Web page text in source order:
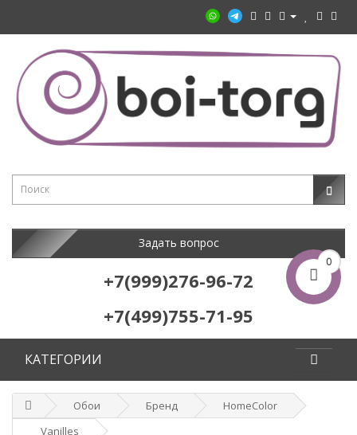
0
Задать вопрос
+7(999)276-96-72
+7(499)755-71-95
КАТЕГОРИИ
Обои Бренд
HomeColor
Vanilles